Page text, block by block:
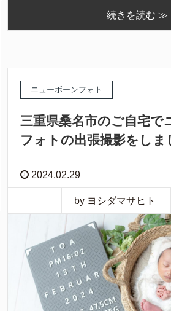
続きを読む ≫
ニューボーンフォト
三重県桑名市のご自宅で
フォトの出張撮影をしま
2024.02.29
by ヨシダマサヒト